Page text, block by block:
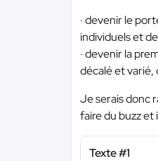
· devenir le
individuels et
· devenir la
décalé et varié,
Je serais donc
faire du buzz et
Texte #1